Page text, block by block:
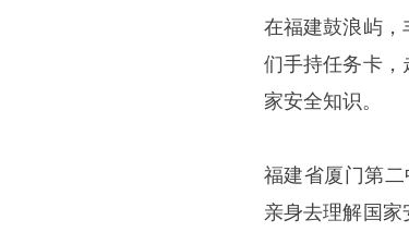
在福建鼓浪屿，
们手持任务卡，
家安全知识。
福建省厦门第
亲身去理解国